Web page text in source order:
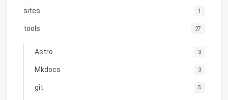
sites 1
tools 27
Astro 3
Mkdocs 3
git 5